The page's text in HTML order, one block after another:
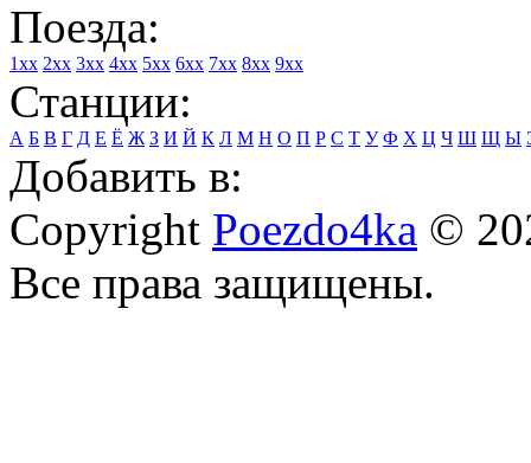
Поезда:
1xx 2xx 3xx 4xx 5xx 6xx 7xx 8xx 9xx
Станции:
А Б В Г Д Е Ё Ж З И Й К Л М Н О П Р С Т У Ф Х Ц Ч Ш Щ Ы
Добавить в:
Copyright Poezdo4ka ©
Все права защищены.